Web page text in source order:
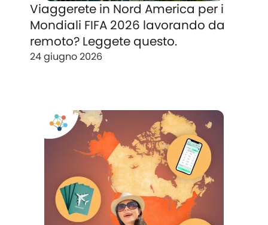
Viaggerete in Nord America per i
Mondiali FIFA 2026 lavorando da
remoto? Leggete questo.
24 giugno 2026